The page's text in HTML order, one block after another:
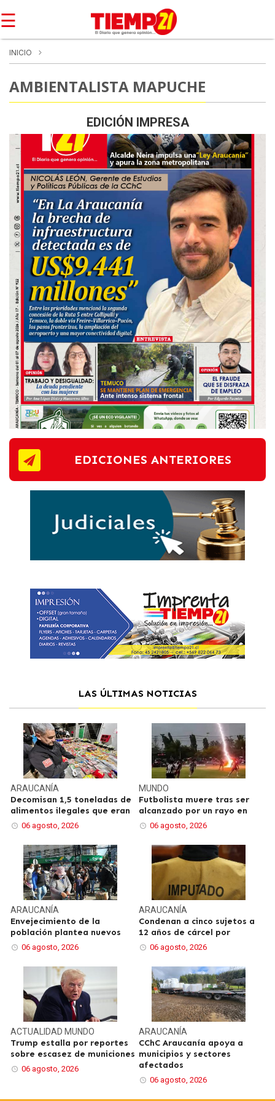
☰
INICIO
AMBIENTALISTA MAPUCHE
EDICIÓN IMPRESA
EDICIONES ANTERIORES
LAS ÚLTIMAS NOTICIAS
ARAUCANÍA
Decomisan 1,5 toneladas de
alimentos ilegales que eran
06 agosto, 2026
MUNDO
Futbolista muere tras ser
alcanzado por un rayo en
06 agosto, 2026
ARAUCANÍA
Envejecimiento de la
población plantea nuevos
06 agosto, 2026
ARAUCANÍA
Condenan a cinco sujetos a
12 años de cárcel por
06 agosto, 2026
ACTUALIDAD MUNDO
Trump estalla por reportes
sobre escasez de municiones
06 agosto, 2026
ARAUCANÍA
CChC Araucanía apoya a
municipios y sectores
afectados
06 agosto, 2026